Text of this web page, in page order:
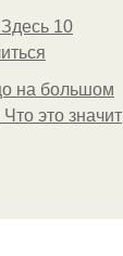
10
на большом
это значит